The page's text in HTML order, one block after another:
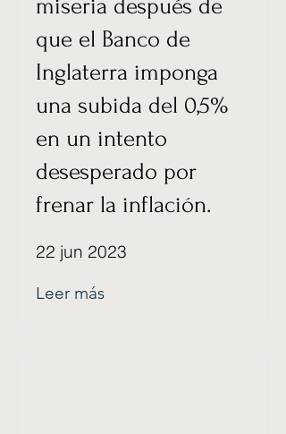
miseria después de
que el Banco de
Inglaterra imponga
una subida del 0,5%
en un intento
desesperado por
frenar la inflación.
22 jun 2023
Leer más